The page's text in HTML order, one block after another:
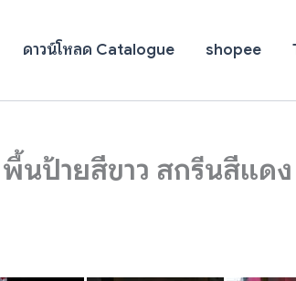
ดาวน์โหลด Catalogue shopee
นป้ายสีขาว สกรีนสีแด